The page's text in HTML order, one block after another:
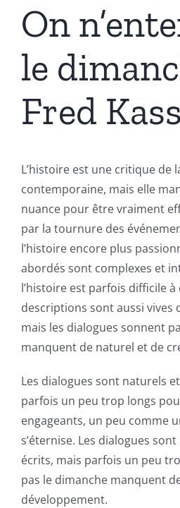
On
le
Fred
L’histoire est une critique de
contemporaine, mais elle
nuance pour être vraiment
par la tournure des
l’histoire encore plus
abordés sont complexes et
l’histoire est parfois difficile
descriptions sont aussi vives
mais les dialogues sonnent
manquent de naturel et de
Les dialogues sont naturels
parfois un peu trop longs
engageants, un peu comme
s’éternise. Les dialogues
écrits, mais parfois un peu
pas le dimanche manquent
développement.